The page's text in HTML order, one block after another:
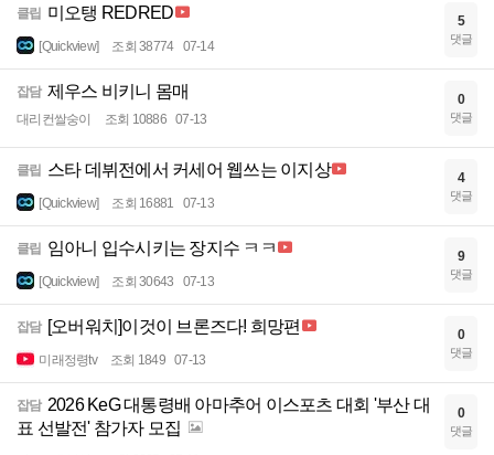
클립 미오탱 REDRED
[Quickview] 조회 38774 07-14
5
댓글
잡담 제우스 비키니 몸매
대리컨쌀숭이 조회 10886 07-13
0
댓글
클립 스타 데뷔전에서 커세어 웹쓰는 이지상
[Quickview] 조회 16881 07-13
4
댓글
클립 임아니 입수시키는 장지수 ㅋㅋ
[Quickview] 조회 30643 07-13
9
댓글
잡담 [오버워치]이것이 브론즈다! 희망편
미래정령tv 조회 1849 07-13
0
댓글
잡담 2026 KeG 대통령배 아마추어 이스포츠 대회 '부산 대
표 선발전' 참가자 모집
0
댓글